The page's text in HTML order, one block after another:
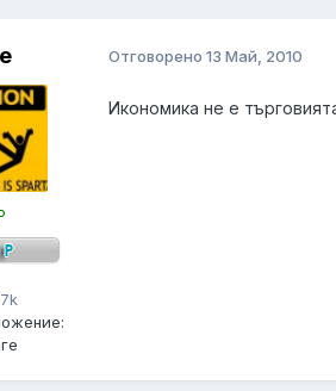
Отговорено 13 Май, 2010
Икономика не е